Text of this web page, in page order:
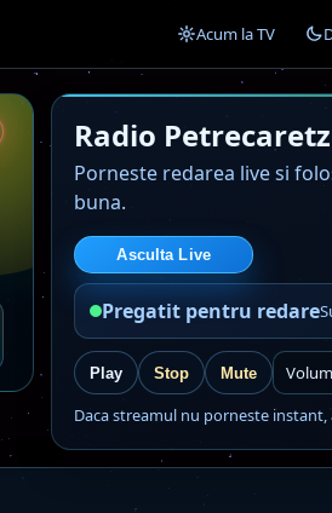
Acum la TV
Radio
Porneste redarea live si
buna.
Asculta Live
Pregatit pentru redare
Play Stop Mute Volum
Daca streamul nu porneste